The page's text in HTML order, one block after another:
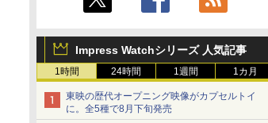
Impress Watchシリーズ 人気記事
1時間 24時間 1週間 1カ月
東映の歴代オープニング映像がカプセルトイ
に。全5種で8月下旬発売